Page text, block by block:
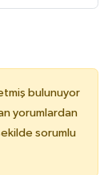
bulunuyor
yorumlardan
sorumlu